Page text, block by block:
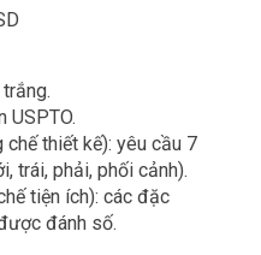
USPTO.
thiết kế): yêu cầu 7
trái, phải, phối cảnh).
tiện ích): các đặc
đánh số.